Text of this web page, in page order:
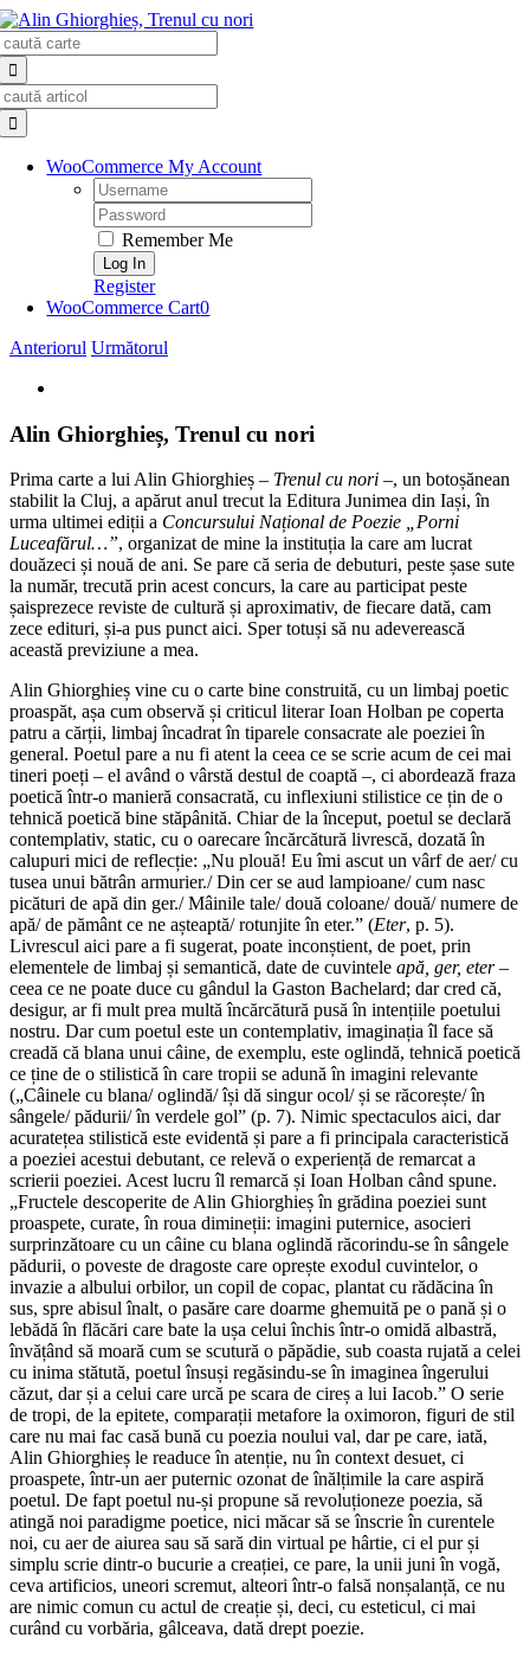
Skip
to
content
WooCommerce My Account
Username:
Password:
Remember Me
Register
WooCommerce Cart0
Anteriorul Următorul
Image
Alin Ghiorghieș, Trenul cu nori
Prima carte a lui Alin Ghiorghieș – Trenul cu nori –, un botoșănean
stabilit la Cluj, a apărut anul trecut la Editura Junimea din Iași, în
urma ultimei ediții a Concursului Național de Poezie „Porni
Luceafărul…”, organizat de mine la instituția la care am lucrat
douăzeci și nouă de ani. Se pare că seria de debuturi, peste șase sute
la număr, trecută prin acest concurs, la care au participat peste
șaisprezece reviste de cultură și aproximativ, de fiecare dată, cam
zece edituri, și-a pus punct aici. Sper totuși să nu adeverească
această previziune a mea.
Alin Ghiorghieș vine cu o carte bine construită, cu un limbaj poetic
proaspăt, așa cum observă și criticul literar Ioan Holban pe coperta
patru a cărții, limbaj încadrat în tiparele consacrate ale poeziei în
general. Poetul pare a nu fi atent la ceea ce se scrie acum de cei mai
tineri poeți – el având o vârstă destul de coaptă –, ci abordează fraza
poetică într-o manieră consacrată, cu inflexiuni stilistice ce țin de o
tehnică poetică bine stăpânită. Chiar de la început, poetul se declară
contemplativ, static, cu o oarecare încărcătură livrescă, dozată în
calupuri mici de reflecție: „Nu plouă! Eu îmi ascut un vârf de aer/ cu
tusea unui bătrân armurier./ Din cer se aud lampioane/ cum nasc
picături de apă din ger./ Mâinile tale/ două coloane/ două/ numere de
apă/ de pământ ce ne așteaptă/ rotunjite în eter.” (Eter, p. 5).
Livrescul aici pare a fi sugerat, poate inconștient, de poet, prin
elementele de limbaj și semantică, date de cuvintele apă, ger, eter–
ceea ce ne poate duce cu gândul la Gaston Bachelard; dar cred că,
desigur, ar fi mult prea multă încărcătură pusă în intențiile poetului
nostru. Dar cum poetul este un contemplativ, imaginația îl face să
creadă că blana unui câine, de exemplu, este oglindă, tehnică poetică
ce ține de o stilistică în care tropii se adună în imagini relevante
(„Câinele cu blana/ oglindă/ își dă singur ocol/ și se răcorește/ în
sângele/ pădurii/ în verdele gol” (p. 7). Nimic spectaculos aici, dar
acuratețea stilistică este evidentă și pare a fi principala caracteristică
a poeziei acestui debutant, ce relevă o experiență de remarcat a
scrierii poeziei. Acest lucru îl remarcă și Ioan Holban când spune.
„Fructele descoperite de Alin Ghiorghieș în grădina poeziei sunt
proaspete, curate, în roua dimineții: imagini puternice, asocieri
surprinzătoare cu un câine cu blana oglindă răcorindu-se în sângele
pădurii, o poveste de dragoste care oprește exodul cuvintelor, o
invazie a albului orbilor, un copil de copac, plantat cu rădăcina în
sus, spre abisul înalt, o pasăre care doarme ghemuită pe o pană și o
lebădă în flăcări care bate la ușa celui închis într-o omidă albastră,
învățând să moară cum se scutură o păpădie, sub coasta rujată a celei
cu inima stătută, poetul însuși regăsindu-se în imaginea îngerului
căzut, dar și a celui care urcă pe scara de cireș a lui Iacob.” O serie
de tropi, de la epitete, comparații metafore la oximoron, figuri de stil
care nu mai fac casă bună cu poezia noului val, dar pe care, iată,
Alin Ghiorghieș le readuce în atenție, nu în context desuet, ci
proaspete, într-un aer puternic ozonat de înălțimile la care aspiră
poetul. De fapt poetul nu-și propune să revoluționeze poezia, să
atingă noi paradigme poetice, nici măcar să se înscrie în curentele
noi, cu aer de aiurea sau să sară din virtual pe hârtie, ci el pur și
simplu scrie dintr-o bucurie a creației, ce pare, la unii juni în vogă,
ceva artificios, uneori scremut, alteori într-o falsă nonșalanță, ce nu
are nimic comun cu actul de creație și, deci, cu esteticul, ci mai
curând cu vorbăria, gâlceava, dată drept poezie.